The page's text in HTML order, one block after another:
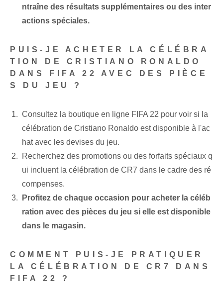
ntraîne des résultats supplémentaires ou des inter
actions spéciales.
PUIS-JE ACHETER LA CÉLÉBRA
TION DE CRISTIANO RONALDO
DANS FIFA 22 AVEC DES PIÈCE
S DU JEU ?
Consultez la boutique en ligne FIFA 22 pour voir si la
célébration de Cristiano Ronaldo est disponible à l'ac
hat avec les devises du jeu.
Recherchez des promotions ou des forfaits spéciaux q
ui incluent la célébration de CR7 dans le cadre des ré
compenses.
Profitez de chaque occasion pour acheter la céléb
ration avec des pièces du jeu si elle est disponible
dans le magasin.
COMMENT PUIS-JE PRATIQUER
LA CÉLÉBRATION DE CR7 DANS
FIFA 22 ?